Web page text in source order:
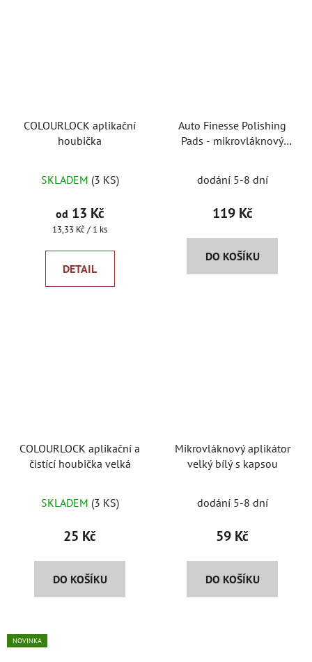
COLOURLOCK aplikační
houbička
SKLADEM (3 KS)
od 13 Kč
Měrná
13,33 Kč / 1 ks
DETAIL
Auto Finesse Polishing
Pads - mikrovláknový
dodání 5-8 dní
119 Kč
DO KOŠÍKU
COLOURLOCK aplikační a
čistící houbička velká
SKLADEM (3 KS)
25 Kč
DO KOŠÍKU
Mikrovláknový aplikátor
velký bílý s kapsou
dodání 5-8 dní
59 Kč
DO KOŠÍKU
NOVINKA